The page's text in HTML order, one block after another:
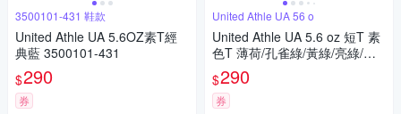
3500101-431 鞋款
United Athle UA 5.6OZ素T經
典藍 3500101-431
$290
券
United Athle UA 56 o
United Athle UA 5.6 oz 短T 素
色T 薄荷/孔雀綠/黃綠/亮綠/愛
爾蘭綠/常春藤綠/淺橄欖/軍綠
$290
券